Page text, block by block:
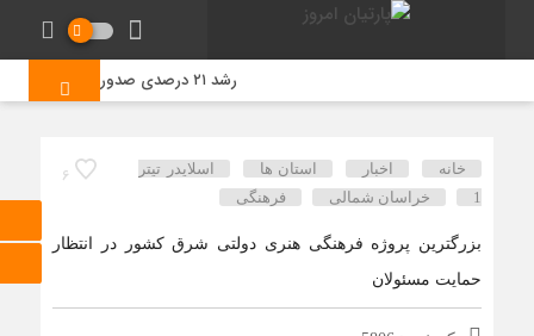
رشد ۲۱ درصدی صدور مجوز رسانه‌ها در خراسان شمالی / فعالیت ۱۳ رسانه جدید در ۴ ماه نخست سال
6 خانه اخبار استان ها
اسلایدر تیتر
1
خراسان شمالی فرهنگی
بزرگترین پروژه فرهنگی هنری دولتی شرق کشور در انتظار
حمایت مسئولان